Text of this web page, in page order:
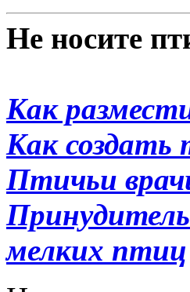
Не носите
Как
Как создать
Птичьи
мелких птиц